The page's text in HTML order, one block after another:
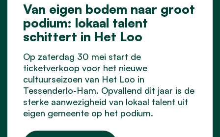
Van eigen bodem naar groot
podium: lokaal talent
schittert in Het Loo
Op zaterdag 30 mei start de
ticketverkoop voor het nieuwe
cultuurseizoen van Het Loo in
Tessenderlo-Ham. Opvallend dit jaar is de
sterke aanwezigheid van lokaal talent uit
eigen gemeente op het podium.